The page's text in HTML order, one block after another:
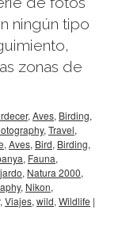
ningún tipo
zonas de
, Aves, Birding,
, Travel,
, Aves, Bird, Birding,
, Fauna,
, Natura 2000,
, Nikon,
, Viajes, wild, Wildlife |